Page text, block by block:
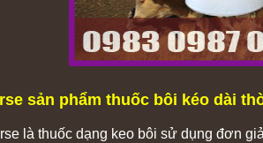
sản phẩm thuốc bôi kéo dài
là thuốc dạng keo bôi sử dụng đơn